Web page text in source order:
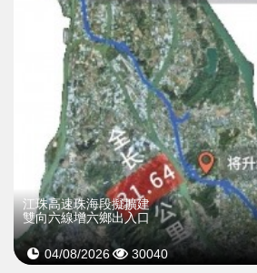
江珠高速珠海段擬擴建
雙向六線增六鄉出入口
04/08/2026 30040